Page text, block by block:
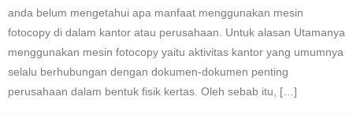
anda belum mengetahui apa manfaat menggunakan mesin
fotocopy di dalam kantor atau perusahaan. Untuk alasan Utamanya
menggunakan mesin fotocopy yaitu aktivitas kantor yang umumnya
selalu berhubungan dengan dokumen-dokumen penting
perusahaan dalam bentuk fisik kertas. Oleh sebab itu, […]